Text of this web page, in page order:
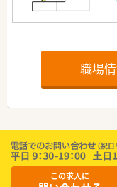
職場
この求人に